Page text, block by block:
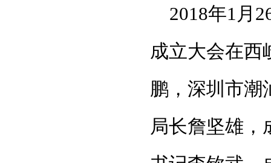
2018年1月
成立大会在西
鹏，深圳市潮
局长詹坚雄，